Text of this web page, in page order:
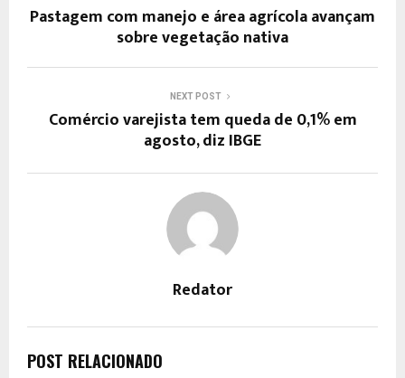
Pastagem com manejo e área agrícola avançam
sobre vegetação nativa
NEXT POST
Comércio varejista tem queda de 0,1% em
agosto, diz IBGE
Redator
POST RELACIONADO